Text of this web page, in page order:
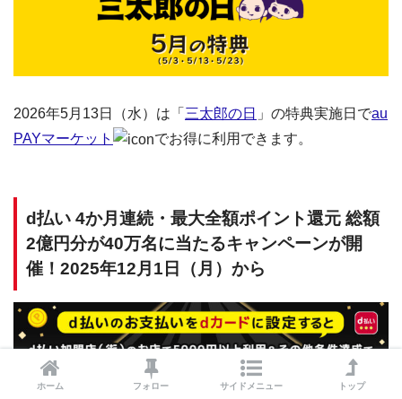
2026年5月13日（水）は「 三太郎の日 」の特典実施日でau
PAYマーケット
でお得に利用できます。
d払い 4か月連続・最大全額ポイント還元 総額
2億円分が40万名に当たるキャンペーンが開
催！2025年12月1日（月）から
ホーム フォロー サイドメニュー トップ